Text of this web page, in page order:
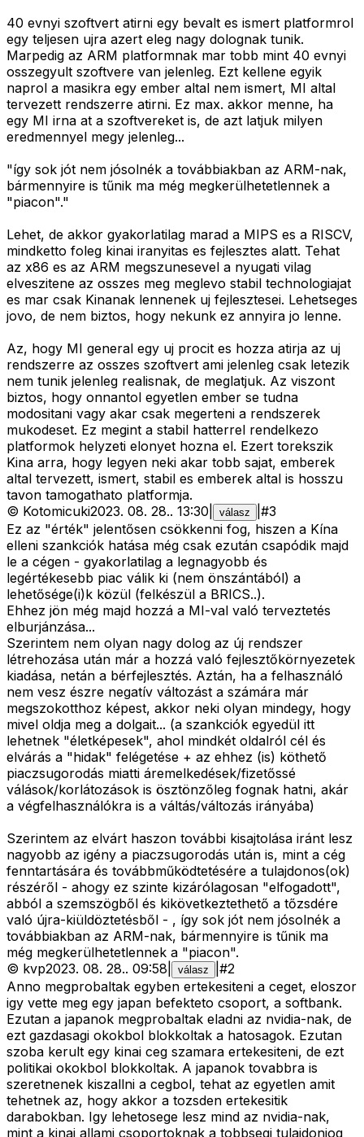
40 evnyi szoftvert atirni egy bevalt es ismert platformrol
egy teljesen ujra azert eleg nagy dolognak tunik.
Marpedig az ARM platformnak mar tobb mint 40 evnyi
osszegyult szoftvere van jelenleg. Ezt kellene egyik
naprol a masikra egy ember altal nem ismert, MI altal
tervezett rendszerre atirni. Ez max. akkor menne, ha
egy MI irna at a szoftvereket is, de azt latjuk milyen
eredmennyel megy jelenleg...
"így sok jót nem jósolnék a továbbiakban az ARM-nak,
bármennyire is tűnik ma még megkerülhetetlennek a
"piacon"."
Lehet, de akkor gyakorlatilag marad a MIPS es a RISCV,
mindketto foleg kinai iranyitas es fejlesztes alatt. Tehat
az x86 es az ARM megszunesevel a nyugati vilag
elveszitene az osszes meg meglevo stabil technologiajat
es mar csak Kinanak lennenek uj fejlesztesei. Lehetseges
jovo, de nem biztos, hogy nekunk ez annyira jo lenne.
Az, hogy MI general egy uj procit es hozza atirja az uj
rendszerre az osszes szoftvert ami jelenleg csak letezik
nem tunik jelenleg realisnak, de meglatjuk. Az viszont
biztos, hogy onnantol egyetlen ember se tudna
modositani vagy akar csak megerteni a rendszerek
mukodeset. Ez megint a stabil hatterrel rendelkezo
platformok helyzeti elonyet hozna el. Ezert torekszik
Kina arra, hogy legyen neki akar tobb sajat, emberek
altal tervezett, ismert, stabil es emberek altal is hosszu
tavon tamogathato platformja.
© Kotomicuki2023. 08. 28.. 13:30 válasz #3
Ez az "érték" jelentősen csökkenni fog, hiszen a Kína
elleni szankciók hatása még csak ezután csapódik majd
le a cégen - gyakorlatilag a legnagyobb és
legértékesebb piac válik ki (nem önszántából) a
lehetősége(i)k közül (felkészül a BRICS..).
Ehhez jön még majd hozzá a MI-val való terveztetés
elburjánzása...
Szerintem nem olyan nagy dolog az új rendszer
létrehozása után már a hozzá való fejlesztőkörnyezetek
kiadása, netán a bérfejlesztés. Aztán, ha a felhasználó
nem vesz észre negatív változást a számára már
megszokotthoz képest, akkor neki olyan mindegy, hogy
mivel oldja meg a dolgait... (a szankciók egyedül itt
lehetnek "életképesek", ahol mindkét oldalról cél és
elvárás a "hidak" felégetése + az ehhez (is) köthető
piaczsugorodás miatti áremelkedések/fizetőssé
válások/korlátozások is ösztönzőleg fognak hatni, akár
a végfelhasználókra is a váltás/változás irányába)
Szerintem az elvárt haszon további kisajtolása iránt lesz
nagyobb az igény a piaczsugorodás után is, mint a cég
fenntartására és továbbműködtetésére a tulajdonos(ok)
részéről - ahogy ez szinte kizárólagosan "elfogadott",
abból a szemszögből és kikövetkeztethető a tőzsdére
való újra-kiüldöztetésből - , így sok jót nem jósolnék a
továbbiakban az ARM-nak, bármennyire is tűnik ma
még megkerülhetetlennek a "piacon".
© kvp2023. 08. 28.. 09:58 válasz #2
Anno megprobaltak egyben ertekesiteni a ceget, eloszor
igy vette meg egy japan befekteto csoport, a softbank.
Ezutan a japanok megprobaltak eladni az nvidia-nak, de
ezt gazdasagi okokbol blokkoltak a hatosagok. Ezutan
szoba kerult egy kinai ceg szamara ertekesiteni, de ezt
politikai okokbol blokkoltak. A japanok tovabbra is
szeretnenek kiszallni a cegbol, tehat az egyetlen amit
tehetnek az, hogy akkor a tozsden ertekesitik
darabokban. Igy lehetosege lesz mind az nvidia-nak,
mint a kinai allami csoportoknak a tobbsegi tulajdonjog